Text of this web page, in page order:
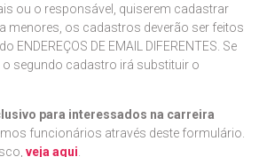
ou o responsável, quiserem cadastrar
menores, os cadastros deverão ser feitos
ENDEREÇOS DE EMAIL DIFERENTES. Se
segundo cadastro irá substituir o
para interessados na carreira
funcionários através deste formulário.
veja aqui